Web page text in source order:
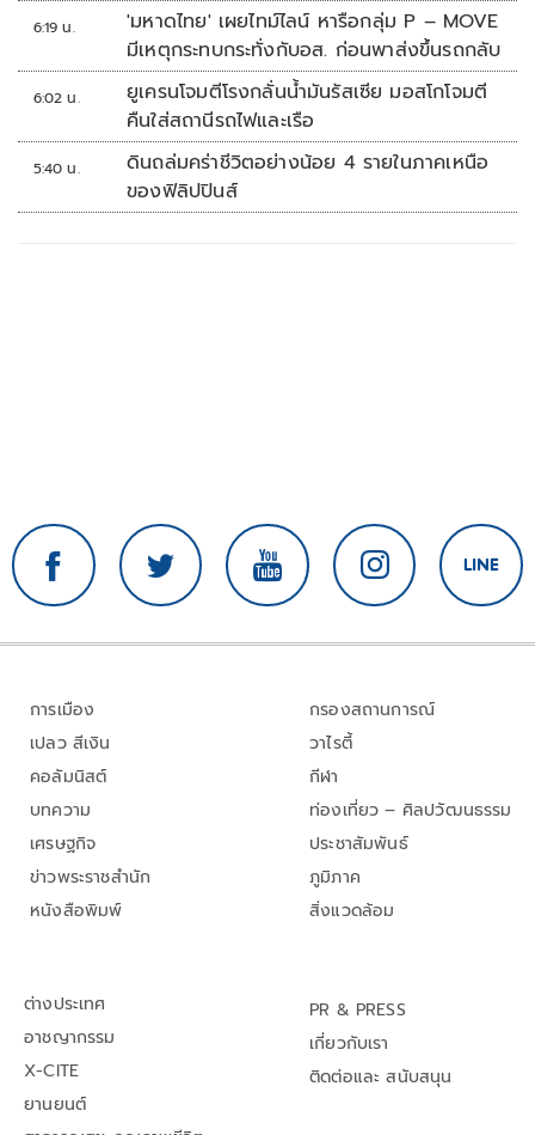
6:19 น.
'มหาดไทย' เผยไทม์ไลน์ หารือกลุ่ม P – MOVE
มีเหตุกระทบกระทั่งกับอส. ก่อนพาส่งขึ้นรถกลับ
6:02 น.
ยูเครนโจมตีโรงกลั่นน้ำมันรัสเซีย มอสโกโจมตี
คืนใส่สถานีรถไฟและเรือ
5:40 น.
ดินถล่มคร่าชีวิตอย่างน้อย 4 รายในภาคเหนือ
ของฟิลิปปินส์
การเมือง
เปลว สีเงิน
คอลัมนิสต์
บทความ
เศรษฐกิจ
ข่าวพระราชสำนัก
หนังสือพิมพ์
กรองสถานการณ์
วาไรตี้
กีฬา
ท่องเที่ยว – ศิลปวัฒนธรรม
ประชาสัมพันธ์
ภูมิภาค
สิ่งแวดล้อม
ต่างประเทศ
อาชญากรรม
X-CITE
ยานยนต์
PR & PRESS
เกี่ยวกับเรา
ติดต่อและ สนับสนุน